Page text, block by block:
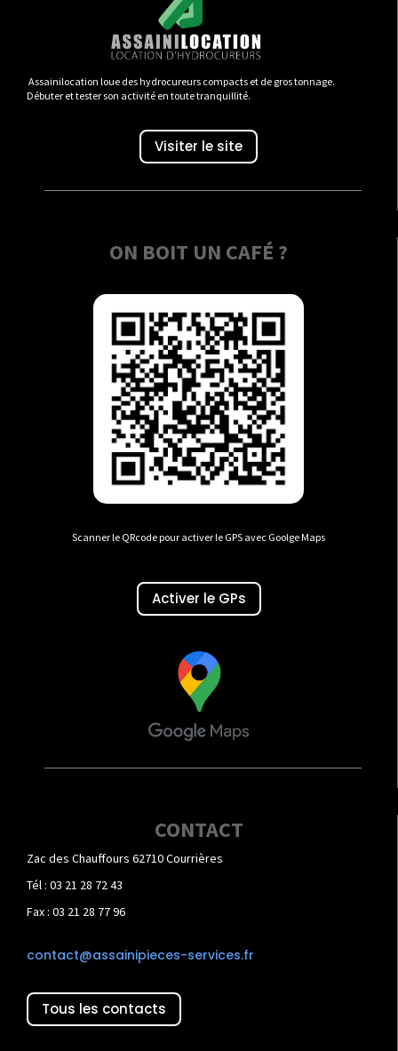
Assainilocation loue des hydrocureurs compacts et de gros tonnage.
Débuter et tester son activité en toute tranquillité.
Visiter le site
ON BOIT UN CAFÉ ?
Scanner le QRcode pour activer le GPS avec Goolge Maps
Activer le GPs
CONTACT
Zac des Chauffours 62710 Courrières
Tél : 03 21 28 72 43
Fax : 03 21 28 77 96
contact@assainipieces-services.fr
Tous les contacts